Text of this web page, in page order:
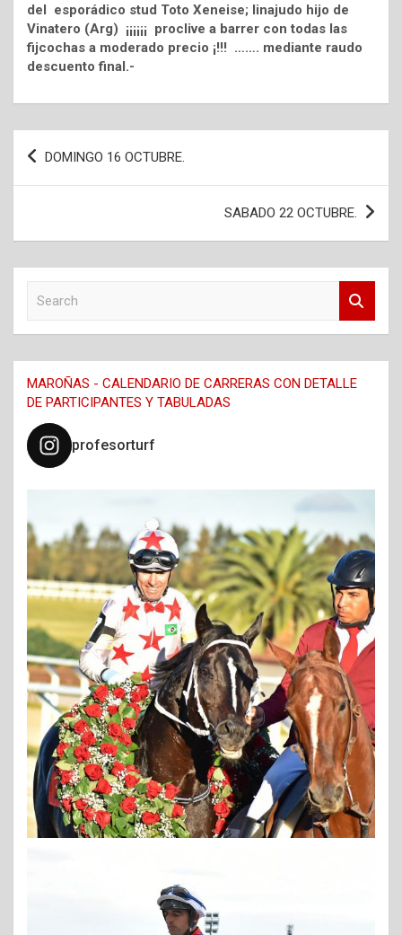
del esporádico stud Toto Xeneise; linajudo hijo de
Vinatero (Arg) ¡¡¡¡¡¡ proclive a barrer con todas las
fijcochas a moderado precio ¡!!! ……. mediante raudo
descuento final.-
Navegación
DOMINGO 16 OCTUBRE.
SABADO 22 OCTUBRE.
c
h
MAROÑAS - CALENDARIO DE CARRERAS CON DETALLE
DE PARTICIPANTES Y TABULADAS
profesorturf